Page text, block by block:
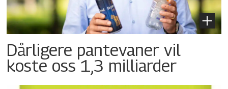
Dårligere pantevaner vil
koste oss 1,3 milliarder